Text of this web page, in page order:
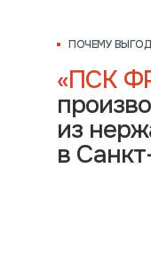
«ПСК
из
в
ПОЧЕМУ